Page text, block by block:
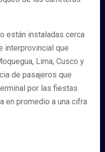
están instaladas cerca
interprovincial que
Lima, Cusco y
de pasajeros que
por las fiestas
en promedio a una cifra